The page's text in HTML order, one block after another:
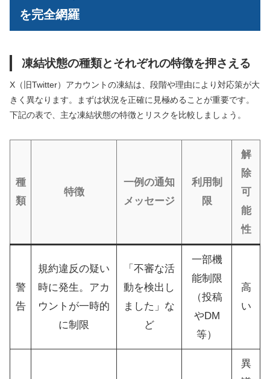
を完全網羅
凍結状態の種類とそれぞれの特徴を押さえる
X（旧Twitter）アカウントの凍結は、段階や理由により対応策が大
きく異なります。まずは状況を正確に見極めることが重要です。
下記の表で、主な凍結状態の特徴とリスクを比較しましょう。
種
類
特徴
一例の通知
メッセージ
利用制
限
解
除
可
能
性
警
告
規約違反の疑い
時に発生。アカ
ウントが一時的
に制限
「不審な活
動を検出し
ました」な
ど
一部機
能制限
（投稿
やDM
等）
高
い
異